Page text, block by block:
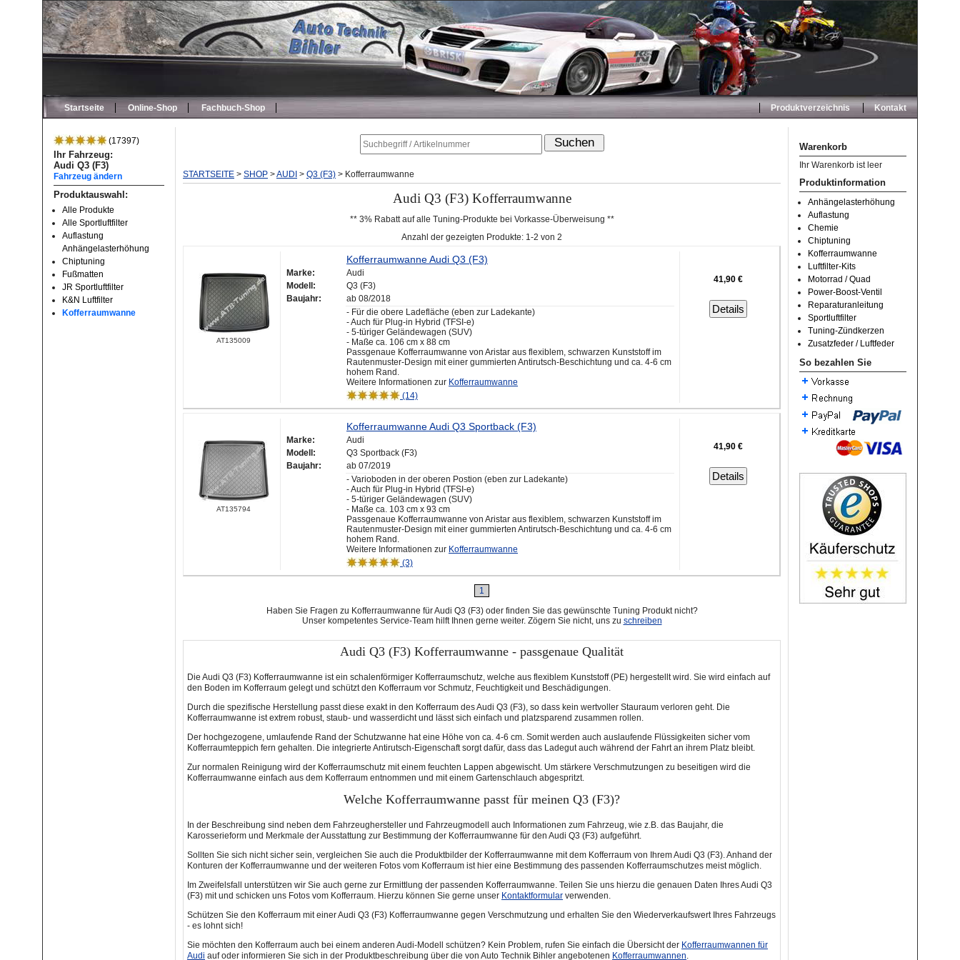
Startseite Online-Shop Fachbuch-Shop Produktverzeichnis Kontakt
(17397)
Ihr Fahrzeug:
Audi Q3 (F3)
Fahrzeug ändern
Produktauswahl:
Alle Produkte
Alle Sportluftfilter
Auflastung
Anhängelasterhöhung
Chiptuning
Fußmatten
JR Sportluftfilter
K&N Luftfilter
Kofferraumwanne
Warenkorb
Ihr Warenkorb ist leer
Produktinformation
Anhängelasterhöhung
Auflastung
Chemie
Chiptuning
Kofferraumwanne
Luftfilter-Kits
Motorrad / Quad
Power-Boost-Ventil
Reparaturanleitung
Sportluftfilter
Tuning-Zündkerzen
Zusatzfeder / Luftfeder
So bezahlen Sie
STARTSEITE > SHOP >AUDI > Q3 (F3) > Kofferraumwanne
Audi Q3 (F3) Kofferraumwanne
** 3% Rabatt auf alle Tuning-Produkte bei Vorkasse-Überweisung **
Anzahl der gezeigten Produkte: 1-2 von 2
AT135009
Kofferraumwanne Audi Q3 (F3)
Marke:
Audi
Modell:
Q3 (F3)
Baujahr:
ab 08/2018
- Für die obere Ladefläche (eben zur Ladekante)
- Auch für Plug-in Hybrid (TFSI-e)
- 5-türiger Geländewagen (SUV)
- Maße ca. 106 cm x 88 cm
Passgenaue Kofferraumwanne von Aristar aus flexiblem, schwarzen Kunststoff im
Rautenmuster-Design mit einer gummierten Antirutsch-Beschichtung und ca. 4-6 cm
hohem Rand.
Weitere Informationen zur Kofferraumwanne
(14)
41,90 €
Details
AT135794
Kofferraumwanne Audi Q3 Sportback (F3)
Marke:
Audi
Modell:
Q3 Sportback (F3)
Baujahr:
ab 07/2019
- Varioboden in der oberen Postion (eben zur Ladekante)
- Auch für Plug-in Hybrid (TFSI-e)
- 5-türiger Geländewagen (SUV)
- Maße ca. 103 cm x 93 cm
Passgenaue Kofferraumwanne von Aristar aus flexiblem, schwarzen Kunststoff im
Rautenmuster-Design mit einer gummierten Antirutsch-Beschichtung und ca. 4-6 cm
hohem Rand.
Weitere Informationen zur Kofferraumwanne
(3)
41,90 €
Details
1
Haben Sie Fragen zu Kofferraumwanne für Audi Q3 (F3) oder finden Sie das gewünschte Tuning Produkt nicht?
Unser kompetentes Service-Team hilft Ihnen gerne weiter. Zögern Sie nicht, uns zu schreiben
Audi Q3 (F3) Kofferraumwanne - passgenaue Qualität
Die Audi Q3 (F3) Kofferraumwanne ist ein schalenförmiger Kofferraumschutz, welche aus flexiblem Kunststoff (PE) hergestellt wird. Sie wird einfach auf
den Boden im Kofferraum gelegt und schützt den Kofferraum vor Schmutz, Feuchtigkeit und Beschädigungen.
Durch die spezifische Herstellung passt diese exakt in den Kofferraum des Audi Q3 (F3), so dass kein wertvoller Stauraum verloren geht. Die
Kofferraumwanne ist extrem robust, staub- und wasserdicht und lässt sich einfach und platzsparend zusammen rollen.
Der hochgezogene, umlaufende Rand der Schutzwanne hat eine Höhe von ca. 4-6 cm. Somit werden auch auslaufende Flüssigkeiten sicher vom
Kofferraumteppich fern gehalten. Die integrierte Antirutsch-Eigenschaft sorgt dafür, dass das Ladegut auch während der Fahrt an ihrem Platz bleibt.
Zur normalen Reinigung wird der Kofferraumschutz mit einem feuchten Lappen abgewischt. Um stärkere Verschmutzungen zu beseitigen wird die
Kofferraumwanne einfach aus dem Kofferraum entnommen und mit einem Gartenschlauch abgespritzt.
Welche Kofferraumwanne passt für meinen Q3 (F3)?
In der Beschreibung sind neben dem Fahrzeughersteller und Fahrzeugmodell auch Informationen zum Fahrzeug, wie z.B. das Baujahr, die
Karosserieform und Merkmale der Ausstattung zur Bestimmung der Kofferraumwanne für den Audi Q3 (F3) aufgeführt.
Sollten Sie sich nicht sicher sein, vergleichen Sie auch die Produktbilder der Kofferraumwanne mit dem Kofferraum von Ihrem Audi Q3 (F3). Anhand der
Konturen der Kofferraumwanne und der weiteren Fotos vom Kofferraum ist hier eine Bestimmung des passenden Kofferraumschutzes meist möglich.
Im Zweifelsfall unterstützen wir Sie auch gerne zur Ermittlung der passenden Kofferraumwanne. Teilen Sie uns hierzu die genauen Daten Ihres Audi Q3
(F3) mit und schicken uns Fotos vom Kofferraum. Hierzu können Sie gerne unser Kontaktformular verwenden.
Schützen Sie den Kofferraum mit einer Audi Q3 (F3) Kofferraumwanne gegen Verschmutzung und erhalten Sie den Wiederverkaufswert Ihres Fahrzeugs
- es lohnt sich!
Sie möchten den Kofferraum auch bei einem anderen Audi-Modell schützen? Kein Problem, rufen Sie einfach die Übersicht der Kofferraumwannen für
Audi auf oder informieren Sie sich in der Produktbeschreibung über die von Auto Technik Bihler angebotenen Kofferraumwannen.